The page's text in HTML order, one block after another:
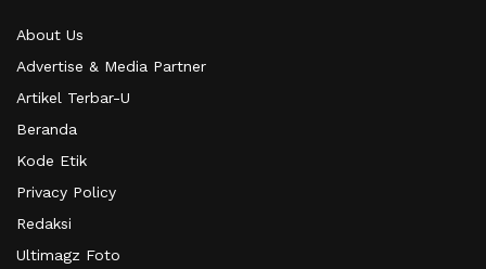
About Us
Advertise & Media Partner
Artikel Terbar-U
Beranda
Kode Etik
Privacy Policy
Redaksi
Ultimagz Foto